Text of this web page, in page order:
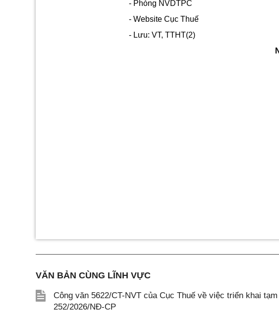
- Phòng NVDTPC
- Website Cục Thuế
- Lưu: VT, TTHT(2)
VĂN BẢN CÙNG LĨNH VỰC
Công văn 5622/CT-NVT của Cục Thuế về việc triển khai
252/2026/NĐ-CP